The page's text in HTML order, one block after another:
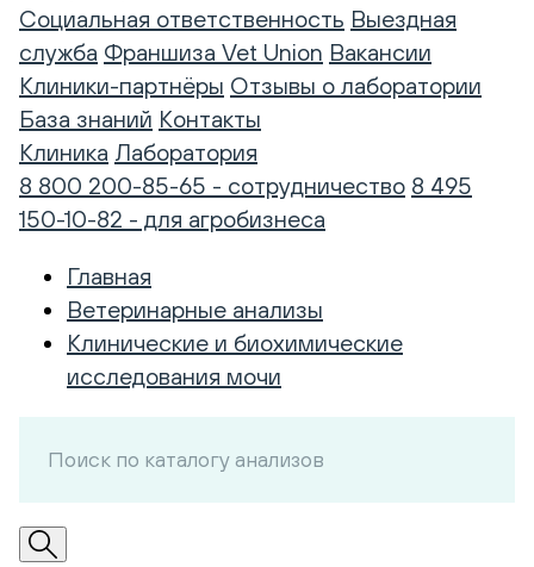
Социальная ответственность Выездная
служба Франшиза Vet Union Вакансии
Клиники-партнёры Отзывы о лаборатории
База знаний Контакты
Клиника Лаборатория
8 800 200-85-65 - сотрудничество 8 495
150-10-82 - для агробизнеса
Главная
Ветеринарные анализы
Клинические и биохимические
исследования мочи